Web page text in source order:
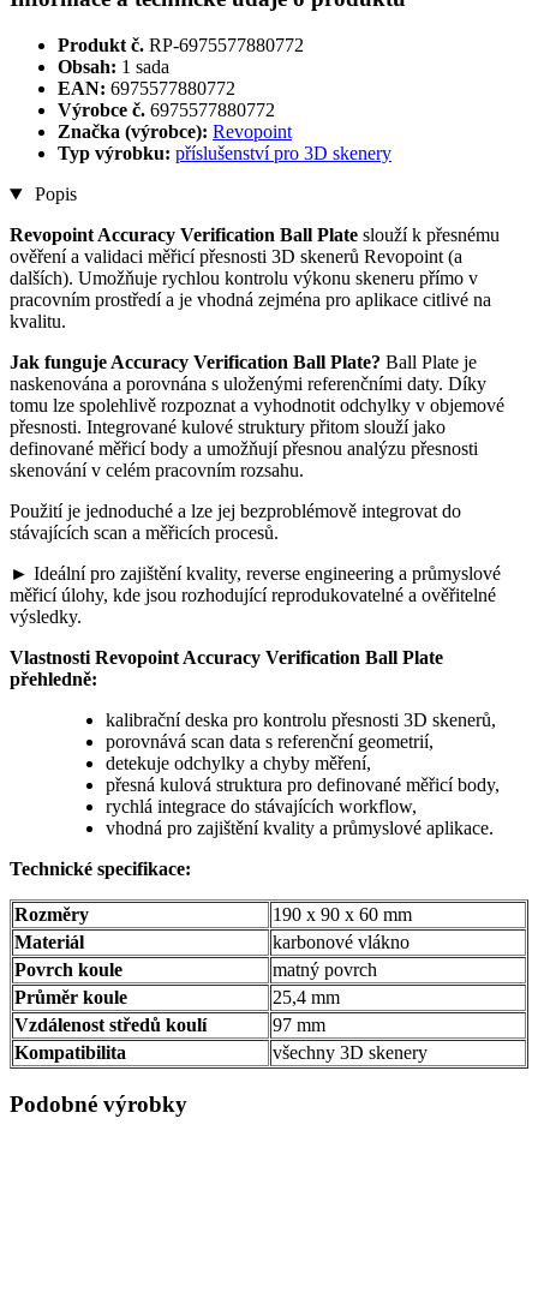
Produkt č. RP-6975577880772
Obsah: 1 sada
EAN: 6975577880772
Výrobce č. 6975577880772
Značka (výrobce): Revopoint
Typ výrobku: příslušenství pro 3D skenery
Popis
Revopoint Accuracy Verification Ball Plate slouží k přesnému
ověření a validaci měřicí přesnosti 3D skenerů Revopoint (a
dalších). Umožňuje rychlou kontrolu výkonu skeneru přímo v
pracovním prostředí a je vhodná zejména pro aplikace citlivé na
kvalitu.
Jak funguje Accuracy Verification Ball Plate? Ball Plate je
naskenována a porovnána s uloženými referenčními daty. Díky
tomu lze spolehlivě rozpoznat a vyhodnotit odchylky v objemové
přesnosti. Integrované kulové struktury přitom slouží jako
definované měřicí body a umožňují přesnou analýzu přesnosti
skenování v celém pracovním rozsahu.
Použití je jednoduché a lze jej bezproblémově integrovat do
stávajících scan a měřicích procesů.
► Ideální pro zajištění kvality, reverse engineering a průmyslové
měřicí úlohy, kde jsou rozhodující reprodukovatelné a ověřitelné
výsledky.
Vlastnosti Revopoint Accuracy Verification Ball Plate
přehledně:
kalibrační deska pro kontrolu přesnosti 3D skenerů,
porovnává scan data s referenční geometrií,
detekuje odchylky a chyby měření,
přesná kulová struktura pro definované měřicí body,
rychlá integrace do stávajících workflow,
vhodná pro zajištění kvality a průmyslové aplikace.
Technické specifikace:
Rozměry
190 x 90 x 60 mm
Materiál
karbonové vlákno
Povrch koule
matný povrch
Průměr koule
25,4 mm
Vzdálenost středů koulí
97 mm
Kompatibilita
všechny 3D skenery
Podobné výrobky